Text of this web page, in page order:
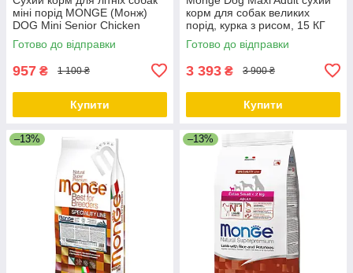
міні порід MONGE (Монж)
DOG Mini Senior Chicken
курка 3 кг
Готово до відправки
957 ₴ 1 100 ₴
Купити
корм для собак великих
порід, курка з рисом, 15 КГ
Готово до відправки
3 393 ₴ 3 900 ₴
Купити
–13% –13%